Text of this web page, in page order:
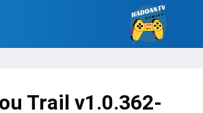
Trail v1.0.362-